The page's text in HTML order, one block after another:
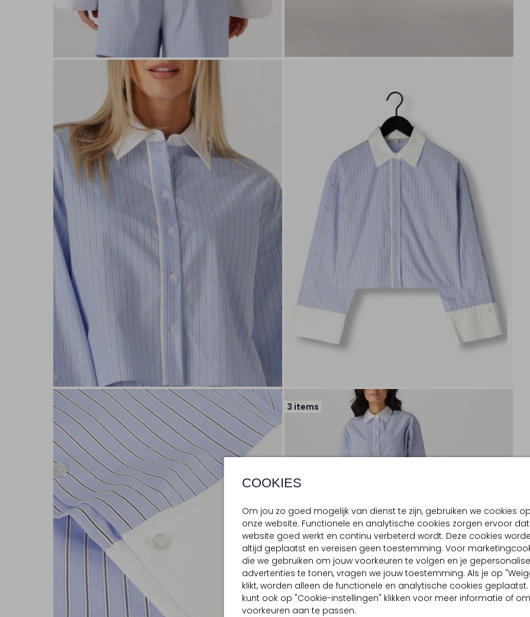
COOKIES
Om jou zo goed mogelijk van dienst te zijn, gebruiken we cookies op
onze website. Functionele en analytische cookies zorgen ervoor
website goed werkt en continu verbeterd wordt. Deze cookies
altijd geplaatst en vereisen geen toestemming. Voor
die we gebruiken om jouw voorkeuren te volgen en je
advertenties te tonen, vragen we jouw toestemming. Als je op
klikt, worden alleen de functionele en analytische cookies geplaatst.
kunt ook op "Cookie-instellingen" klikken voor meer informatie of
voorkeuren aan te passen.
3 items